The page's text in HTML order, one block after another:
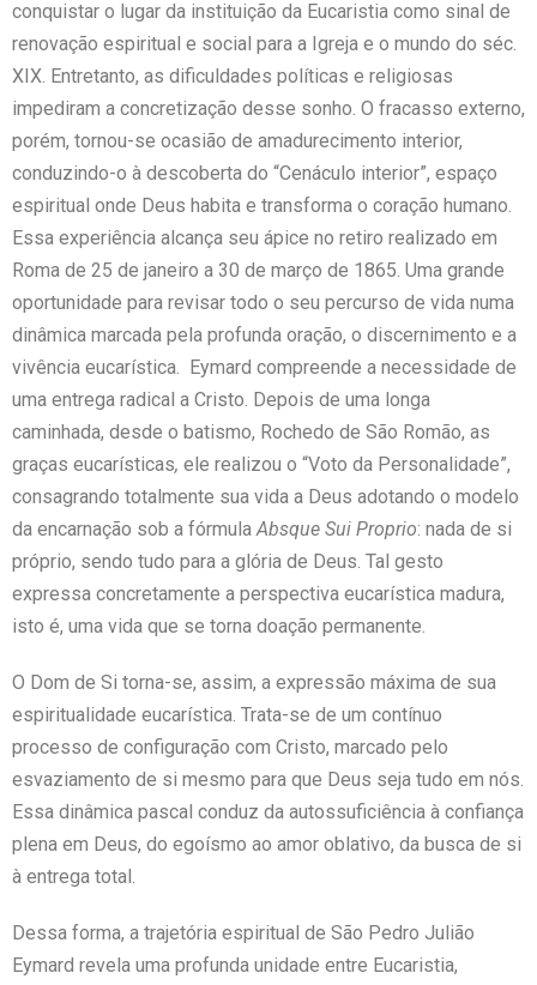
conquistar o lugar da instituição da Eucaristia como sinal de
renovação espiritual e social para a Igreja e o mundo do séc.
XIX. Entretanto, as dificuldades políticas e religiosas
impediram a concretização desse sonho. O fracasso externo,
porém, tornou-se ocasião de amadurecimento interior,
conduzindo-o à descoberta do “Cenáculo interior”, espaço
espiritual onde Deus habita e transforma o coração humano.
Essa experiência alcança seu ápice no retiro realizado em
Roma de 25 de janeiro a 30 de março de 1865. Uma grande
oportunidade para revisar todo o seu percurso de vida numa
dinâmica marcada pela profunda oração, o discernimento e a
vivência eucarística. Eymard compreende a necessidade de
uma entrega radical a Cristo. Depois de uma longa
caminhada, desde o batismo, Rochedo de São Romão, as
graças eucarísticas, ele realizou o “Voto da Personalidade”,
consagrando totalmente sua vida a Deus adotando o modelo
da encarnação sob a fórmulaAbsque Sui Proprio: nada de si
próprio, sendo tudo para a glória de Deus. Tal gesto
expressa concretamente a perspectiva eucarística madura,
isto é, uma vida que se torna doação permanente.
O Dom de Si torna-se, assim, a expressão máxima de sua
espiritualidade eucarística. Trata-se de um contínuo
processo de configuração com Cristo, marcado pelo
esvaziamento de si mesmo para que Deus seja tudo em nós.
Essa dinâmica pascal conduz da autossuficiência à confiança
plena em Deus, do egoísmo ao amor oblativo, da busca de si
à entrega total.
Dessa forma, a trajetória espiritual de São Pedro Julião
Eymard revela uma profunda unidade entre Eucaristia,